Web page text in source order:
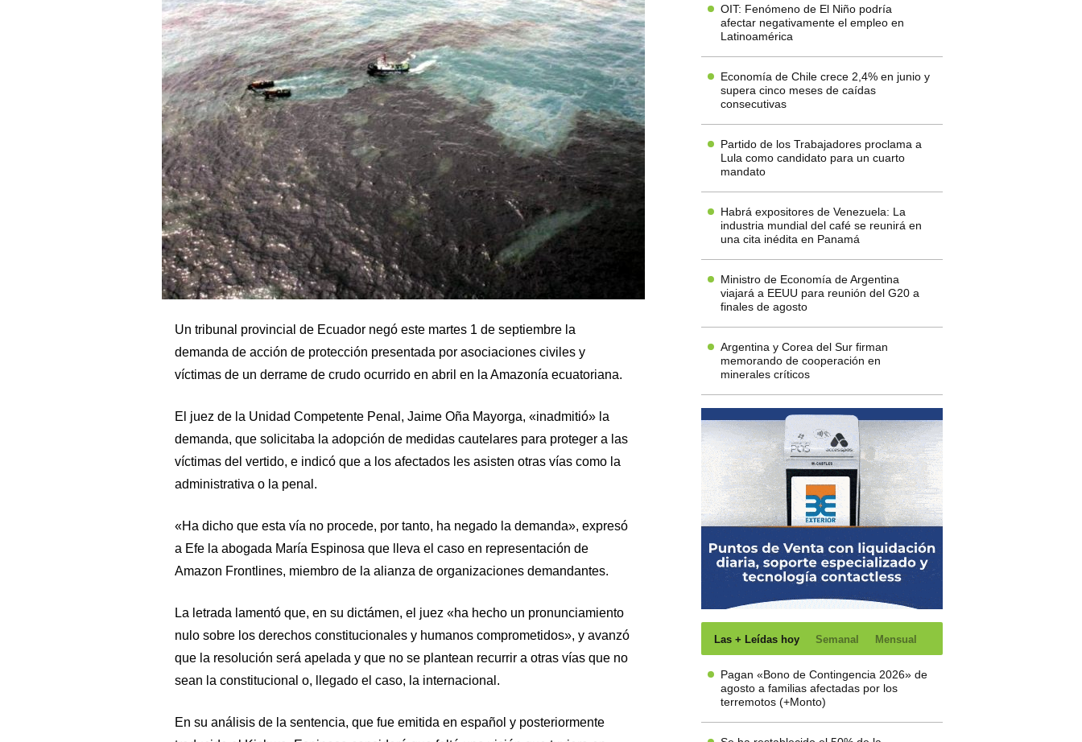
Un tribunal provincial de Ecuador negó este martes 1 de septiembre la
demanda de acción de protección presentada por asociaciones civiles y
víctimas de un derrame de crudo ocurrido en abril en la Amazonía ecuatoriana.
El juez de la Unidad Competente Penal, Jaime Oña Mayorga, «inadmitió» la
demanda, que solicitaba la adopción de medidas cautelares para proteger a las
víctimas del vertido, e indicó que a los afectados les asisten otras vías como la
administrativa o la penal.
«Ha dicho que esta vía no procede, por tanto, ha negado la demanda», expresó
a Efe la abogada María Espinosa que lleva el caso en representación de
Amazon Frontlines, miembro de la alianza de organizaciones demandantes.
La letrada lamentó que, en su dictámen, el juez «ha hecho un pronunciamiento
nulo sobre los derechos constitucionales y humanos comprometidos», y avanzó
que la resolución será apelada y que no se plantean recurrir a otras vías que no
sean la constitucional o, llegado el caso, la internacional.
En su análisis de la sentencia, que fue emitida en español y posteriormente
OIT: Fenómeno de El Niño podría
afectar negativamente el empleo en
Latinoamérica
Economía de Chile crece 2,4% en junio y
supera cinco meses de caídas
consecutivas
Partido de los Trabajadores proclama a
Lula como candidato para un cuarto
mandato
Habrá expositores de Venezuela: La
industria mundial del café se reunirá en
una cita inédita en Panamá
Ministro de Economía de Argentina
viajará a EEUU para reunión del G20 a
finales de agosto
Argentina y Corea del Sur firman
memorando de cooperación en
minerales críticos
Las + Leídas hoy Semanal Mensual
Pagan «Bono de Contingencia 2026» de
agosto a familias afectadas por los
terremotos (+Monto)